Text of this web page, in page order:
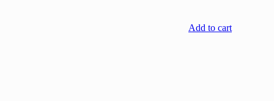
Add to cart